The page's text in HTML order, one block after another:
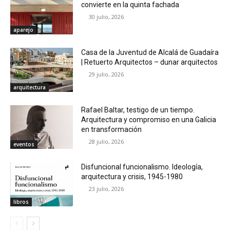
aparejo
convierte en la quinta fachada
30 julio, 2026
arquitectura
Casa de la Juventud de Alcalá de Guadaíra
| Retuerto Arquitectos – dunar arquitectos
29 julio, 2026
eventos
Rafael Baltar, testigo de un tiempo.
Arquitectura y compromiso en una Galicia
en transformación
28 julio, 2026
libros
Disfuncional funcionalismo. Ideología,
arquitectura y crisis, 1945-1980
23 julio, 2026